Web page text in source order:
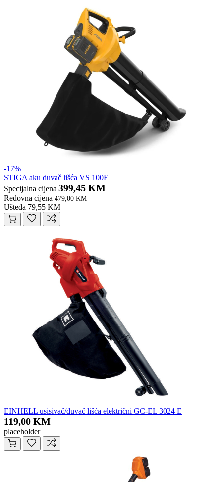
-17%
STIGA aku duvač lišća VS 100E
Specijalna cijena 399,45 KM
Redovna cijena 479,00 KM
Ušteda 79,55 KM
EINHELL usisivač/duvač lišća električni GC-EL 3024 E
119,00 KM
placeholder